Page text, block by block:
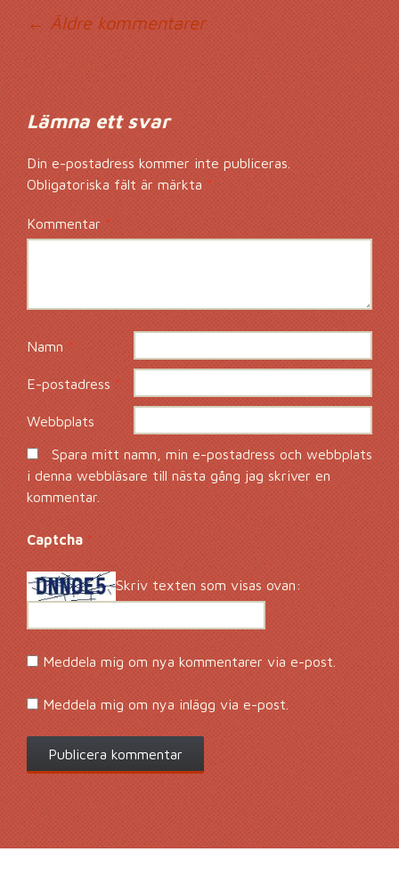
← Äldre kommentarer
Lämna ett svar
Din e-postadress kommer inte publiceras.
Obligatoriska fält är märkta*
Kommentar *
Namn *
E-postadress *
Webbplats
Spara mitt namn, min e-postadress och webbplats
i denna webbläsare till nästa gång jag skriver en
kommentar.
Captcha *
Skriv texten som visas ovan:
Meddela mig om nya kommentarer via e-post.
Meddela mig om nya inlägg via e-post.